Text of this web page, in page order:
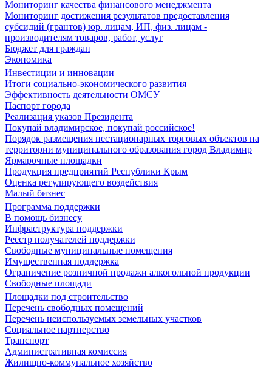
Мониторинг качества финансового менеджмента
Мониторинг достижения результатов предоставления
субсидий (грантов) юр. лицам, ИП, физ. лицам -
производителям товаров, работ, услуг
Бюджет для граждан
Экономика
Инвестиции и инновации
Итоги социально-экономического развития
Эффективность деятельности ОМСУ
Паспорт города
Реализация указов Президента
Покупай владимирское, покупай российское!
Порядок размещения нестационарных торговых объектов на
территории муниципального образования город Владимир
Ярмарочные площадки
Продукция предприятий Республики Крым
Оценка регулирующего воздействия
Малый бизнес
Программа поддержки
В помощь бизнесу
Инфраструктура поддержки
Реестр получателей поддержки
Свободные муниципальные помещения
Имущественная поддержка
Ограничение розничной продажи алкогольной продукции
Свободные площади
Площадки под строительство
Перечень свободных помещений
Перечень неиспользуемых земельных участков
Социальное партнерство
Транспорт
Административная комиссия
Жилищно-коммунальное хозяйство